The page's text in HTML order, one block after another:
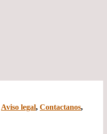
Aviso legal, Contactanos,